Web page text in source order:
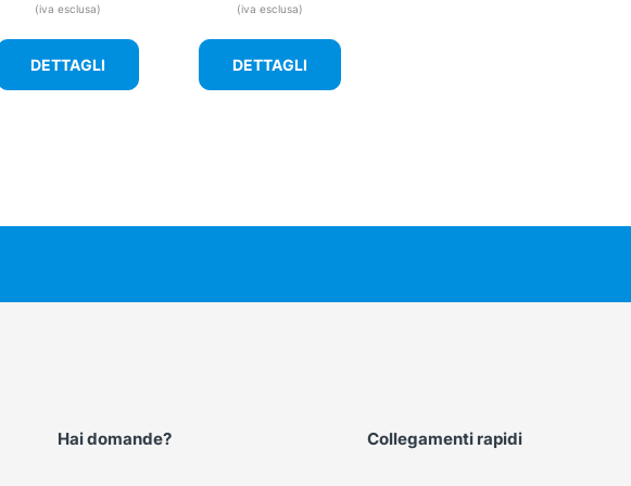
(iva esclusa)
DETTAGLI
(iva esclusa)
DETTAGLI
Hai domande? Collegamenti rapidi